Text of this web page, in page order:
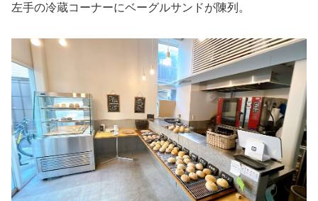
左手の冷蔵コーナーにベーグルサンドが陳列。